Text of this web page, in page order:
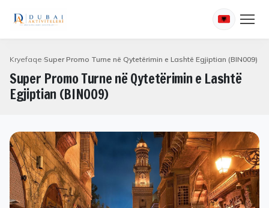
Kryefaqe Super Promo Turne në Qytetërimin e Lashtë Egjiptian (BIN009)
Super Promo Turne në Qytetërimin e Lashtë
Egjiptian (BIN009)